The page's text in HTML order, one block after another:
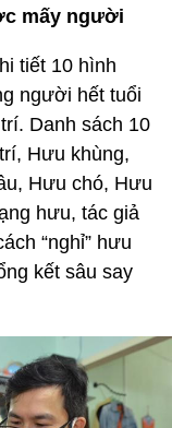
mấy người
tiết 10 hình
người hết tuổi
Danh sách 10
Hưu khùng,
Hưu chó, Hưu
hưu, tác giả
“nghỉ” hưu
kết sâu say